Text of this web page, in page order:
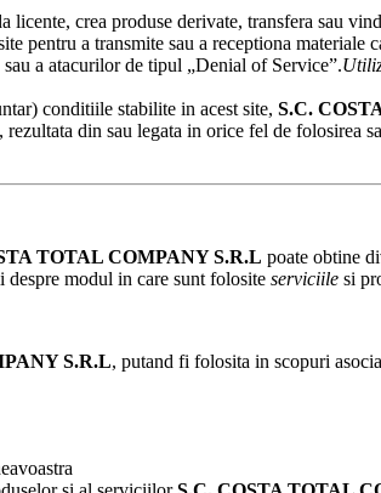
licente, crea produse derivate, transfera sau
pentru a transmite sau a receptiona
a atacurilor de tipul „Denial of Service”.
conditiile stabilite in acest site, S.C.
din sau legata in orice fel de folosirea
TOTAL COMPANYS.R.L poate obtine
modul in care sunt folosite serviciile si
S.R.L, putand fi folosita in scopuri